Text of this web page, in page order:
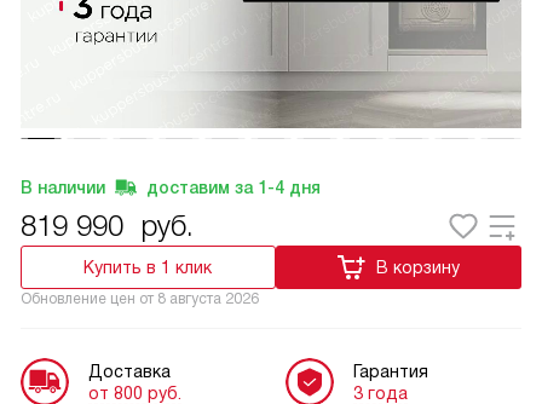
В наличии доставим за 1-4 дня
819 990 руб.
Купить в 1 клик В корзину
Обновление цен от 8 августа 2026
Доставка
от 800 руб.
Гарантия
3 года